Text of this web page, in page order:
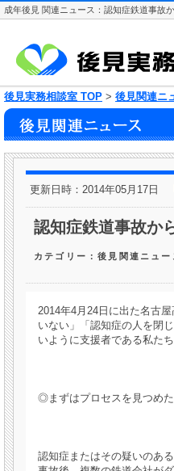
成年後見 関連ニュース：認知症鉄道事故
後見実務相談室 TOP > 後見関連ニ
更新日時：2014年05月17日
認知症鉄道事故か
カテゴリー：後見関連ニュー
2014年4月24日に出た名古
いない」「認知症の人を閉
いように支援者である私た
◎まずはプロセスを見つめ
認知症またはその疑いのあ